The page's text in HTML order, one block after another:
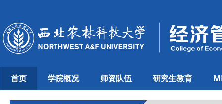
首页 学院概况 师资队伍 研究生教育